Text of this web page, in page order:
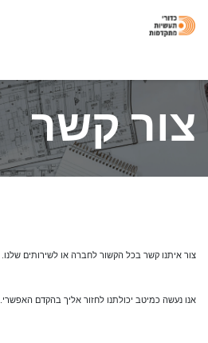
צור קשר
צור איתנו קשר בכל הקשור לחברה או לשירותים שלנו.
אנו נעשה כמיטב יכולתנו לחזור אליך בהקדם האפשרי.